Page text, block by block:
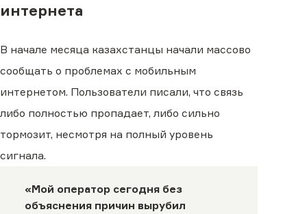
интернета
В начале месяца казахстанцы начали массово
сообщать о проблемах с мобильным
интернетом. Пользователи писали, что связь
либо полностью пропадает, либо сильно
тормозит, несмотря на полный уровень
сигнала.
«Мой оператор сегодня без
объяснения причин вырубил